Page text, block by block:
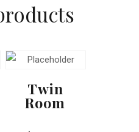
Twin
Room